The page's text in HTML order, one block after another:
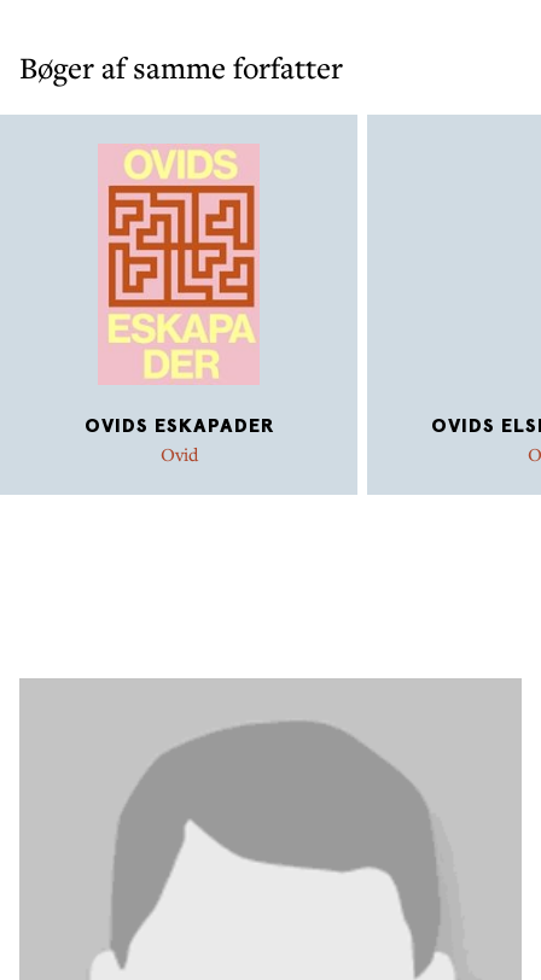
Bøger af samme forfatter
OVIDS ESKAPADER
Ovid
OVIDS